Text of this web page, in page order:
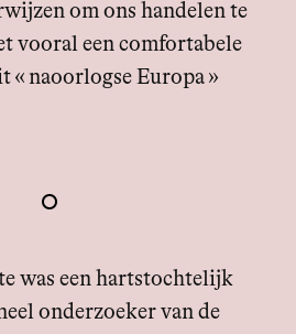
om ons handelen te
vooral een comfortabele
« naoorlogse Europa »
was een hartstochtelijk
onderzoeker van de